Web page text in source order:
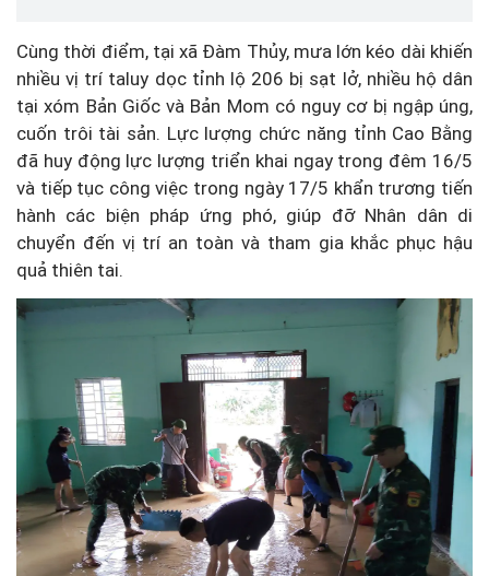
Cùng thời điểm, tại xã Đàm Thủy, mưa lớn kéo dài khiến
nhiều vị trí taluy dọc tỉnh lộ 206 bị sạt lở, nhiều hộ dân
tại xóm Bản Giốc và Bản Mom có nguy cơ bị ngập úng,
cuốn trôi tài sản. Lực lượng chức năng tỉnh Cao Bằng
đã huy động lực lượng triển khai ngay trong đêm 16/5
và tiếp tục công việc trong ngày 17/5 khẩn trương tiến
hành các biện pháp ứng phó, giúp đỡ Nhân dân di
chuyển đến vị trí an toàn và tham gia khắc phục hậu
quả thiên tai.